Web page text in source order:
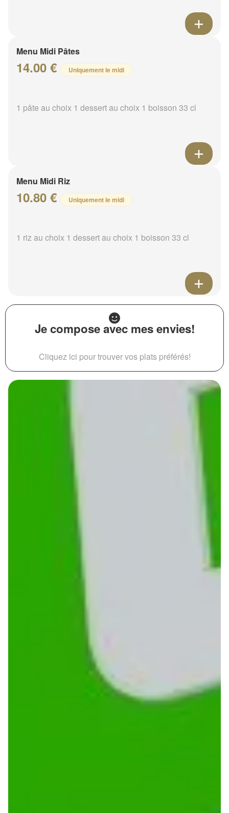
Menu Midi Pâtes
14.00 € Uniquement le midi
1 pâte au choix 1 dessert au choix 1 boisson 33 cl
Menu Midi Riz
10.80 € Uniquement le midi
1 riz au choix 1 dessert au choix 1 boisson 33 cl
Je compose avec mes envies!
Cliquez ici pour trouver vos plats préférés!